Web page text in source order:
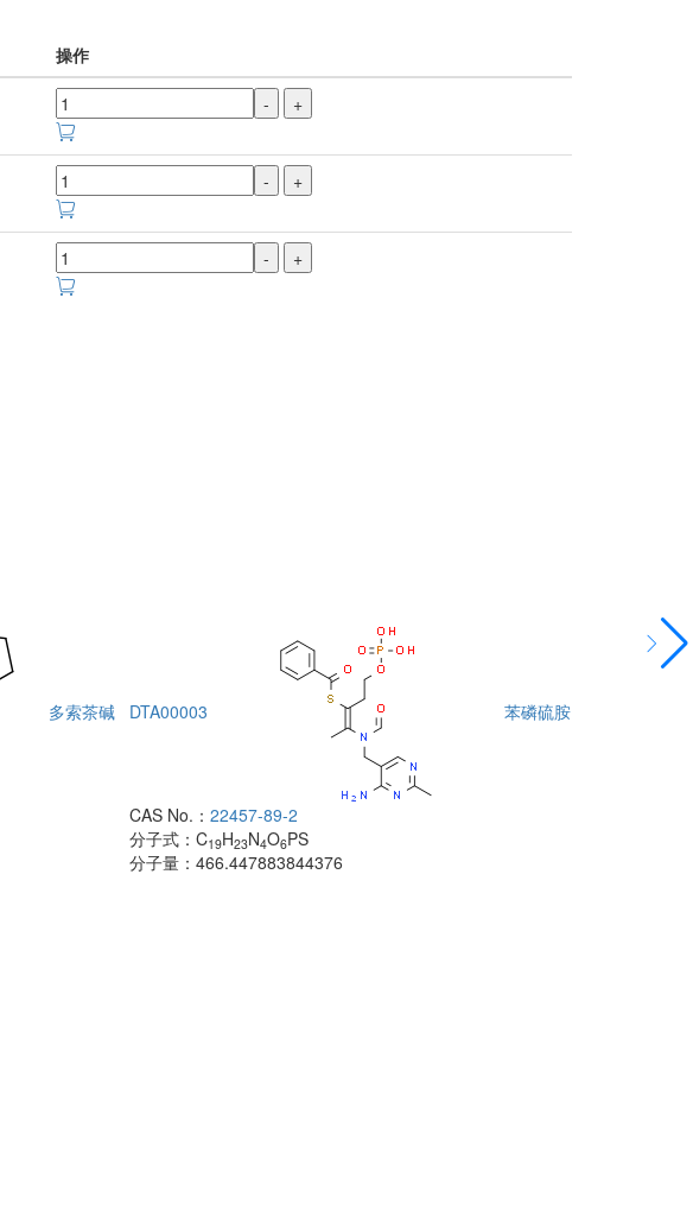
操作
- +
- +
- +
多索茶碱 DTA00003 苯磷硫胺
CAS No.： 22457-89-2
分子式： C19H23N4O6PS
分子量： 466.447883844376